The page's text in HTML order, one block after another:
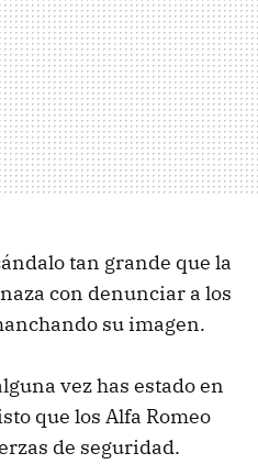
tan grande que la
con denunciar a los
su imagen.
vez has estado en
que los Alfa Romeo
de seguridad.